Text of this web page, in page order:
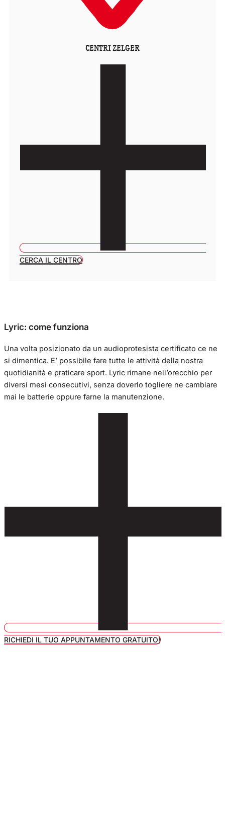
CENTRI ZELGER
CERCA IL CENTRO
Lyric: come funziona
Una volta posizionato da un audioprotesista certificato ce ne
si dimentica. E’ possibile fare tutte le attività della nostra
quotidianità e praticare sport. Lyric rimane nell’orecchio per
diversi mesi consecutivi, senza doverlo togliere ne cambiare
mai le batterie oppure farne la manutenzione.
RICHIEDI IL TUO APPUNTAMENTO GRATUITO!